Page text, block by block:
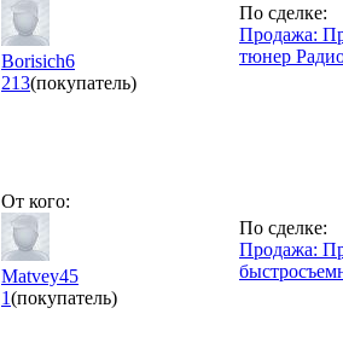
Borisich6
213(покупатель)
По сделке:
Продажа:
тюнер
От кого:
Matvey45
1(покупатель)
По сделке:
Продажа: